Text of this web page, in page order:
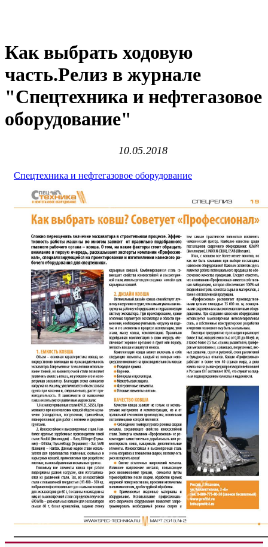
Как выбрать ходовую
часть.Релиз в журнале
"Спецтехника и нефтегазовое
оборудование"
10.05.2018
Спецтехника и нефтегазовое оборудование